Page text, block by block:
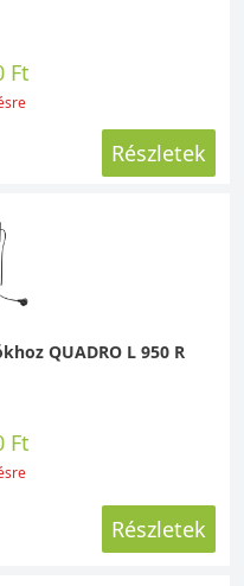
Ft
Részletek
QUADRO L 950 R
Ft
Részletek